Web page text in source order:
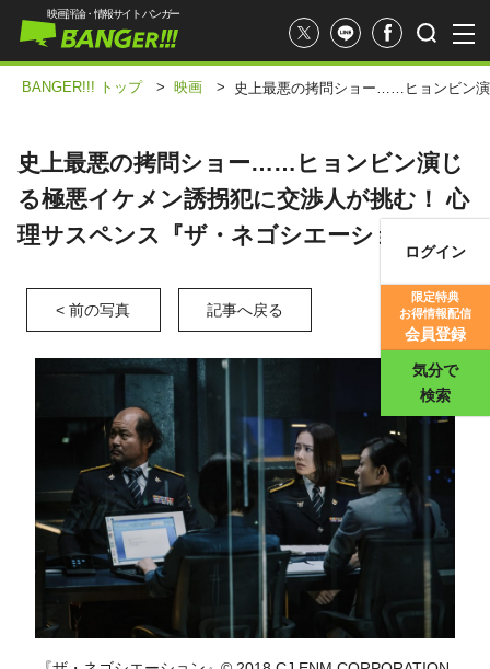
映画評価
映画評論・情報サイト バンガー
ログイン
限定特典
お得情報配信
会員登録
気分で
検索
BANGER!!! トップ > 映画 > 史上最悪の拷問ショー……ヒョンビン
史上最悪の拷問ショー……ヒョンビン演じ
る極悪イケメン誘拐犯に交渉人が挑む！ 心
理サスペンス『ザ・ネゴシエーション』
< 前の写真 記事へ戻る